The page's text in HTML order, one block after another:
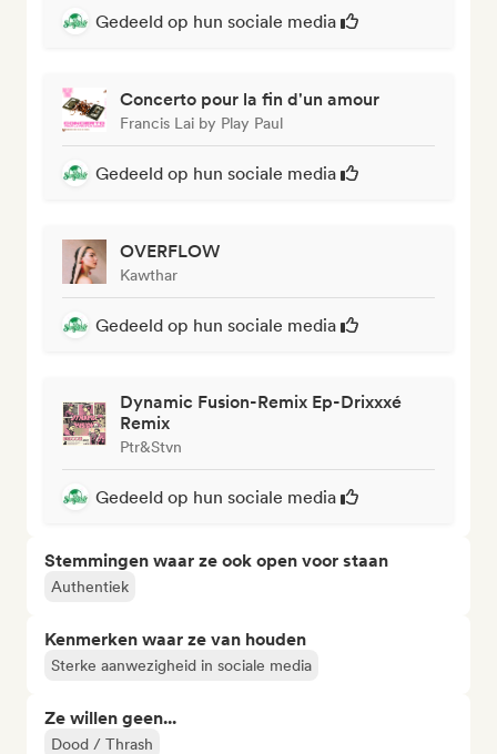
Gedeeld op hun sociale media
Concerto pour la fin d'un amour
Francis Lai by Play Paul
Gedeeld op hun sociale media
OVERFLOW
Kawthar
Gedeeld op hun sociale media
Dynamic Fusion-Remix Ep-Drixxxé
Remix
Ptr&Stvn
Gedeeld op hun sociale media
Stemmingen waar ze ook open voor staan
Authentiek
Kenmerken waar ze van houden
Sterke aanwezigheid in sociale media
Ze willen geen...
Dood / Thrash